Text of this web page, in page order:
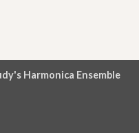
Harmonica Ensemble